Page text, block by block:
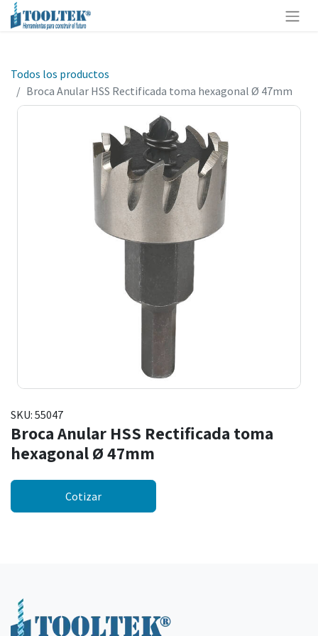
Todos los productos
Broca Anular HSS Rectificada toma hexagonal Ø 47mm
SKU: 55047
Broca Anular HSS Rectificada toma
hexagonal Ø 47mm
Cotizar